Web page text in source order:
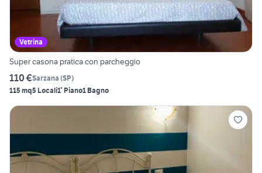
Vetrina
Super casona pratica con parcheggio
110 €Sarzana (SP)
115 mq5 Locali1° Piano1 Bagno